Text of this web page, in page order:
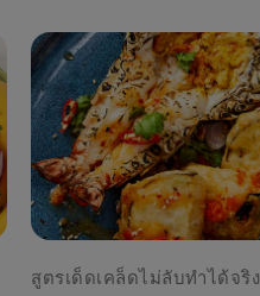
สูตรเด็ดเคล็ดไม่ลับทำได้จริง